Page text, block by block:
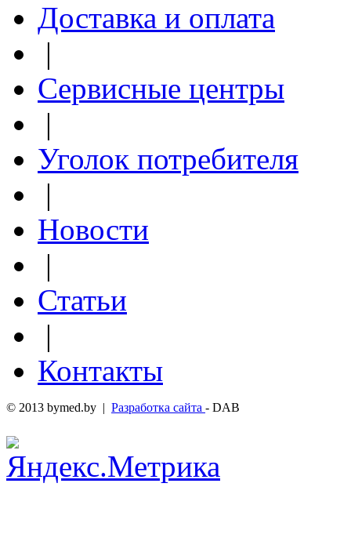
Доставка и оплата
|
Сервисные центры
|
Уголок потребителя
|
Новости
|
Статьи
|
Контакты
© 2013 bymed.by | Разработка сайта - DAB